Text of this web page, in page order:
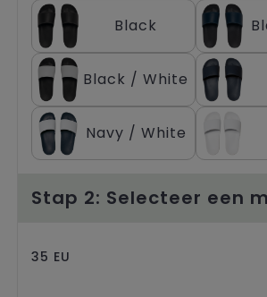
Trolleys
Black
Black / White
Navy / White
Stap 2: Selecteer een
35 EU